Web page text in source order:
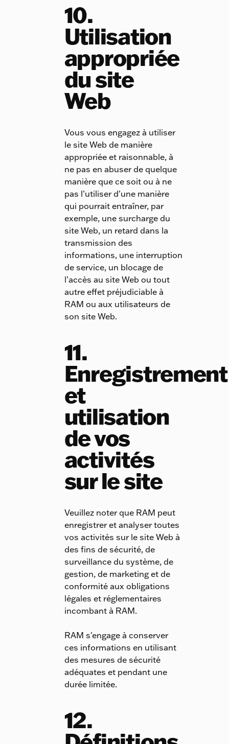
10.
Utilisation
appropriée
du site
Web
Vous vous engagez à utiliser
le site Web de manière
appropriée et raisonnable, à
ne pas en abuser de quelque
manière que ce soit ou à ne
pas l'utiliser d'une manière
qui pourrait entraîner, par
exemple, une surcharge du
site Web, un retard dans la
transmission des
informations, une interruption
de service, un blocage de
l'accès au site Web ou tout
autre effet préjudiciable à
RAM ou aux utilisateurs de
son site Web.
11.
Enregistrement
et
utilisation
de vos
activités
sur le site
Veuillez noter que RAM peut
enregistrer et analyser toutes
vos activités sur le site Web à
des fins de sécurité, de
surveillance du système, de
gestion, de marketing et de
conformité aux obligations
légales et réglementaires
incombant à RAM.
RAM s'engage à conserver
ces informations en utilisant
des mesures de sécurité
adéquates et pendant une
durée limitée.
12.